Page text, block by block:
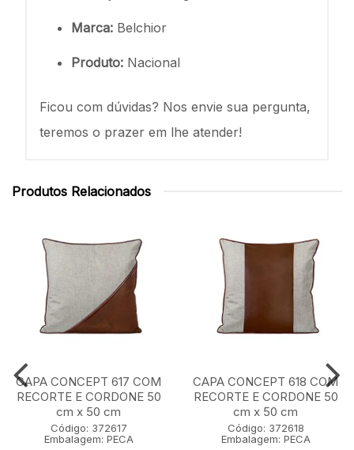
Marca: Belchior
Produto: Nacional
Ficou com dúvidas? Nos envie sua pergunta,
teremos o prazer em lhe atender!
Produtos Relacionados
CAPA CONCEPT 617 COM
RECORTE E CORDONE 50
cm x 50 cm
Código: 372617
Embalagem: PECA
CAPA CONCEPT 618 COM
RECORTE E CORDONE 50
cm x 50 cm
Código: 372618
Embalagem: PECA